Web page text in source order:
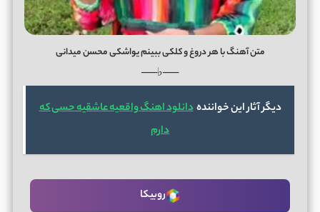
متن آهنگ با هر دروغ و کلکی ببینم یواشکی محسن میدانی
──♭──
دیگر آثار این خوانندهدانلود اهنگ واقعیه عاشقیه حسی که
دارم
روبیکا